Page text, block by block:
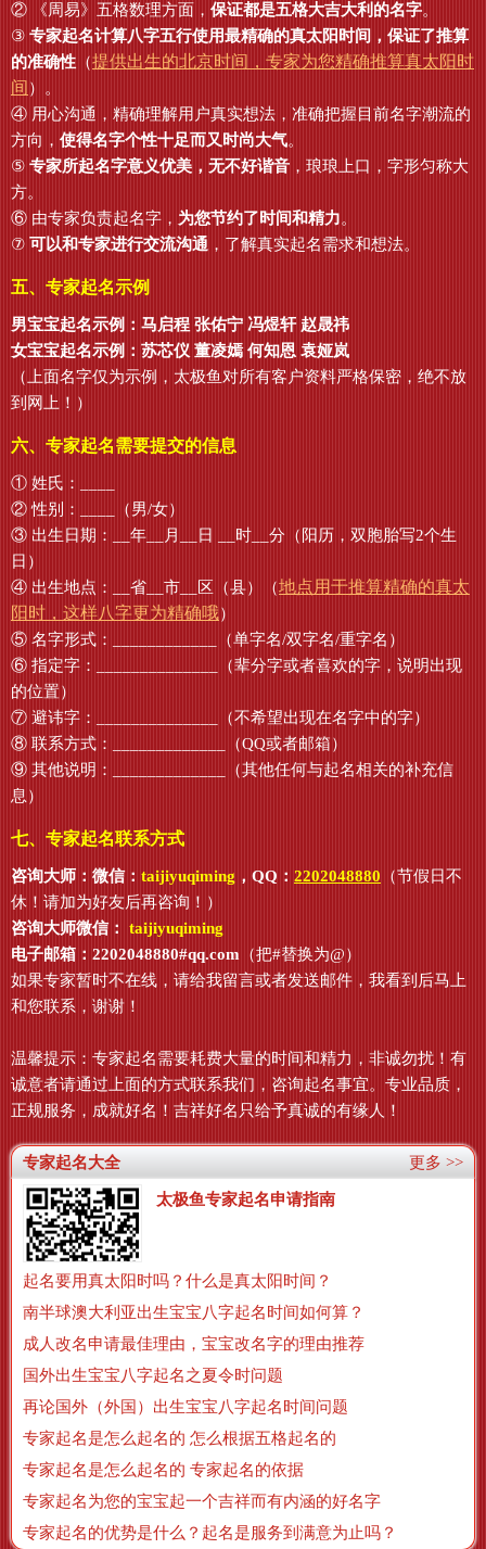
② 《周易》五格数理方面， 保证都是五格大吉大利的名字。
③ 专家起名计算八字五行使用最精确的真太阳时间，保证了推算
的准确性 （提供出生的北京时间，专家为您精确推算真太阳时
间 ）。
④ 用心沟通，精确理解用户真实想法，准确把握目前名字潮流的
方向， 使得名字个性十足而又时尚大气。
⑤ 专家所起名字意义优美，无不好谐音 ，琅琅上口，字形匀称大
方。
⑥ 由专家负责起名字， 为您节约了时间和精力。
⑦ 可以和专家进行交流沟通 ，了解真实起名需求和想法。
五、专家起名示例
男宝宝起名示例：马启程 张佑宁 冯煜轩 赵晟祎
女宝宝起名示例：苏芯仪 董凌嫣 何知恩 袁娅岚
（上面名字仅为示例，太极鱼对所有客户资料严格保密，绝不放
到网上！）
六、专家起名需要提交的信息
① 姓氏：____
② 性别：____（男/女）
③ 出生日期：__年__月__日 __时__分（阳历，双胞胎写2个生
日）
④ 出生地点：__省__市__区（县）（地点用于推算精确的真太
阳时，这样八字更为精确哦）
⑤ 名字形式：____________（单字名/双字名/重字名）
⑥ 指定字：______________（辈分字或者喜欢的字，说明出现
的位置）
⑦ 避讳字：______________（不希望出现在名字中的字）
⑧ 联系方式：_____________（QQ或者邮箱）
⑨ 其他说明：_____________（其他任何与起名相关的补充信
息）
七、专家起名联系方式
咨询大师：微信： taijiyuqiming ，QQ： 2202048880 （节假日不
休！请加为好友后再咨询！）
咨询大师微信： taijiyuqiming
电子邮箱：2202048880#qq.com （把#替换为@）
如果专家暂时不在线，请给我留言或者发送邮件，我看到后马上
和您联系，谢谢！
温馨提示：专家起名需要耗费大量的时间和精力，非诚勿扰！有
诚意者请通过上面的方式联系我们，咨询起名事宜。专业品质，
正规服务，成就好名！吉祥好名只给予真诚的有缘人！
更多 >>
专家起名大全
太极鱼专家起名申请指南
起名要用真太阳时吗？什么是真太阳时间？
南半球澳大利亚出生宝宝八字起名时间如何算？
成人改名申请最佳理由，宝宝改名字的理由推荐
国外出生宝宝八字起名之夏令时问题
再论国外（外国）出生宝宝八字起名时间问题
专家起名是怎么起名的 怎么根据五格起名的
专家起名是怎么起名的 专家起名的依据
专家起名为您的宝宝起一个吉祥而有内涵的好名字
专家起名的优势是什么？起名是服务到满意为止吗？